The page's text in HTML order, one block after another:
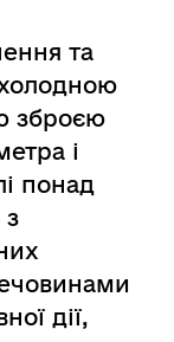
та
зброєю
і
понад
з
дії,